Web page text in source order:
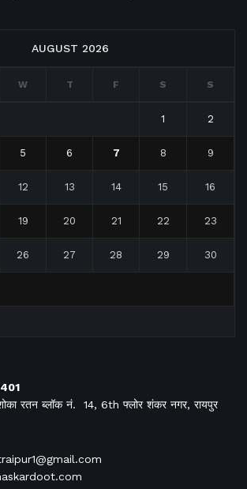
AUGUST 2026
W T F S S
1 2
5 6 7 8 9
12 13 14 15 16
19 20 21 22 23
26 27 28 29 30
रतन ब्लॉक नं. 14, 6th फ्लोर शंकर नगर, रायपुर